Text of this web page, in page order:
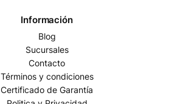
Información
Blog
Sucursales
Contacto
Términos y condiciones
Certificado de Garantía